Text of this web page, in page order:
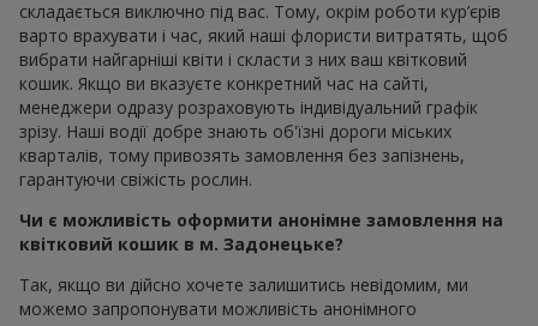
складається виключно під вас. Тому, окрім роботи кур’єрів
варто врахувати і час, який наші флористи витратять, щоб
вибрати найгарніші квіти і скласти з них ваш квітковий
кошик. Якщо ви вказуєте конкретний час на сайті,
менеджери одразу розраховують індивідуальний графік
зрізу. Наші водії добре знають об'їзні дороги міських
кварталів, тому привозять замовлення без запізнень,
гарантуючи свіжість рослин.
Чи є можливість оформити анонімне замовлення на
квітковий кошик в м. Задонецьке?
Так, якщо ви дійсно хочете залишитись невідомим, ми
можемо запропонувати можливість анонімного